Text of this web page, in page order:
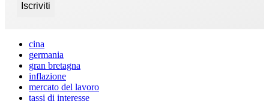
cina
germania
gran bretagna
inflazione
mercato del lavoro
tassi di interesse